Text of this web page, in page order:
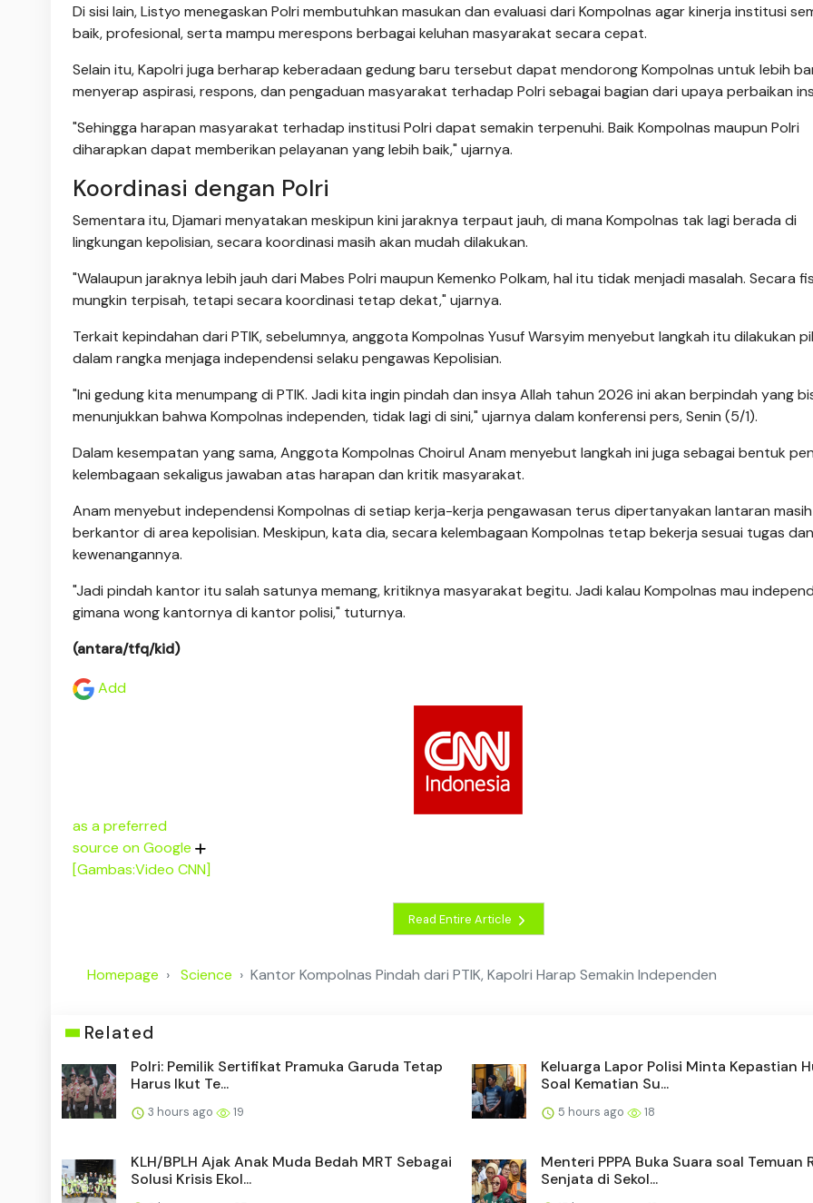
Di sisi lain, Listyo menegaskan Polri membutuhkan masukan dan evaluasi dari Kompolnas agar kinerja institusi
baik, profesional, serta mampu merespons berbagai keluhan masyarakat secara cepat.
Selain itu, Kapolri juga berharap keberadaan gedung baru tersebut dapat mendorong Kompolnas untuk lebih
menyerap aspirasi, respons, dan pengaduan masyarakat terhadap Polri sebagai bagian dari upaya perbaikan
"Sehingga harapan masyarakat terhadap institusi Polri dapat semakin terpenuhi. Baik Kompolnas maupun Polri
diharapkan dapat memberikan pelayanan yang lebih baik," ujarnya.
Koordinasi dengan Polri
Sementara itu, Djamari menyatakan meskipun kini jaraknya terpaut jauh, di mana Kompolnas tak lagi berada di
lingkungan kepolisian, secara koordinasi masih akan mudah dilakukan.
"Walaupun jaraknya lebih jauh dari Mabes Polri maupun Kemenko Polkam, hal itu tidak menjadi masalah. Secara
mungkin terpisah, tetapi secara koordinasi tetap dekat," ujarnya.
Terkait kepindahan dari PTIK, sebelumnya, anggota Kompolnas Yusuf Warsyim menyebut langkah itu dilakukan
dalam rangka menjaga independensi selaku pengawas Kepolisian.
"Ini gedung kita menumpang di PTIK. Jadi kita ingin pindah dan insya Allah tahun 2026 ini akan berpindah yang
menunjukkan bahwa Kompolnas independen, tidak lagi di sini," ujarnya dalam konferensi pers, Senin (5/1).
Dalam kesempatan yang sama, Anggota Kompolnas Choirul Anam menyebut langkah ini juga sebagai bentuk
kelembagaan sekaligus jawaban atas harapan dan kritik masyarakat.
Anam menyebut independensi Kompolnas di setiap kerja-kerja pengawasan terus dipertanyakan lantaran masih
berkantor di area kepolisian. Meskipun, kata dia, secara kelembagaan Kompolnas tetap bekerja sesuai tugas dan
kewenangannya.
"Jadi pindah kantor itu salah satunya memang, kritiknya masyarakat begitu. Jadi kalau Kompolnas mau
gimana wong kantornya di kantor polisi," tuturnya.
(antara/tfq/kid)
Add
as a preferred
source on Google
[Gambas:Video CNN]
Read Entire Article
Homepage Science Kantor Kompolnas Pindah dari PTIK, Kapolri Harap Semakin Independen
Related
Polri: Pemilik Sertifikat Pramuka Garuda Tetap
Harus Ikut Te...
3 hours ago 19
Keluarga Lapor Polisi Minta Kepastian
Soal Kematian Su...
5 hours ago 18
KLH/BPLH Ajak Anak Muda Bedah MRT Sebagai
Solusi Krisis Ekol...
Menteri PPPA Buka Suara soal Temuan
Senjata di Sekol...